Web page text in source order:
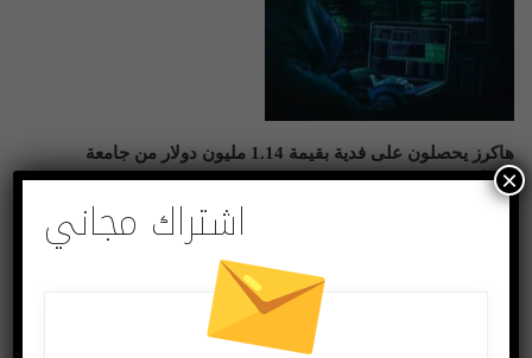
هاكرز يحصلون على فدية بقيمة 1.14 مليون دولار من جامعة
أمريكية
اعترفت مؤسسة رائدة في
مجال الأبحاث الطبية تعمل على
دفعت فدية إلى "هاكرز" قيمتها
1.14 مليون دولار، وذلك بعد عقد
اشتراك مجاني
×